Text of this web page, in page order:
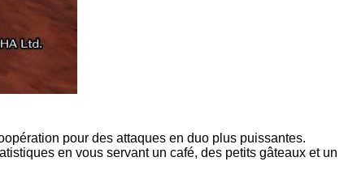
pour des attaques en duo plus puissantes.
en vous servant un café, des petits gâteaux et un